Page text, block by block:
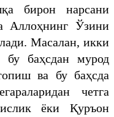
бирон нарсани
Аллоҳнинг Ўзини
Масалан, икки
бу баҳсдан мурод
ва бу баҳсда
четга
ёки Қуръон